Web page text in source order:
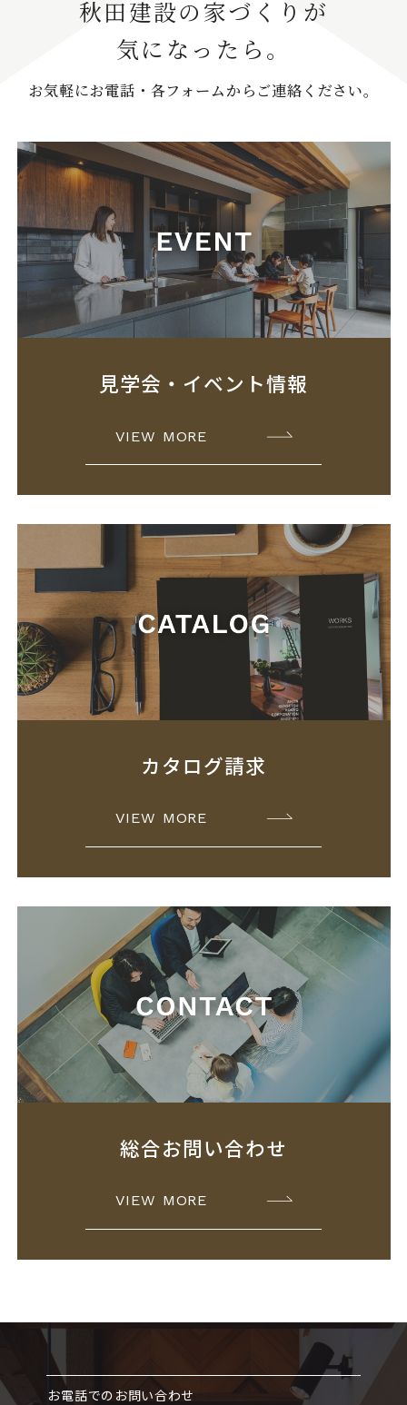
秋田建設の家づくりが
気になったら。
お気軽にお電話・各フォームからご連絡ください。
見学会・イベント情報
VIEW MORE
カタログ請求
VIEW MORE
総合お問い合わせ
VIEW MORE
お電話でのお問い合わせ